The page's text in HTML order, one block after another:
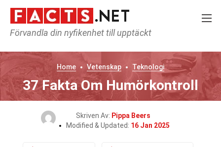
Förvandla din nyfikenhet till upptäckt
Home Vetenskap Teknologi
37 Fakta Om Humörkontroll
Skriven Av: Pippa Beers
Modified & Updated: 16 Jan 2025